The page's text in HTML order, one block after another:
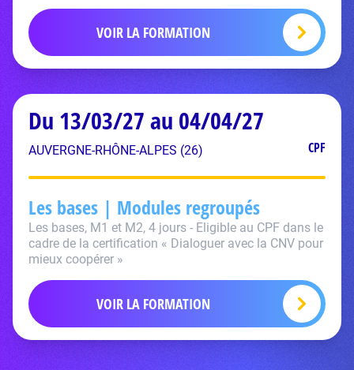
VOIR LA FORMATION
Du 13/03/27 au 04/04/27
AUVERGNE-RHÔNE-ALPES (26) CPF
Les bases | Modules regroupés
Les bases, M1 et M2, 4 jours - Eligible au CPF dans le
cadre de la certification « Dialoguer avec la CNV pour
mieux coopérer »
VOIR LA FORMATION